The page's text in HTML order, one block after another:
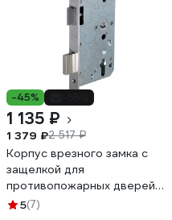
-45%
1 135 ₽
1 379 ₽2 517 ₽
Корпус врезного замка с
защелкой для
противопожарных дверей
Fuaro FL-0434 28747
5(7)